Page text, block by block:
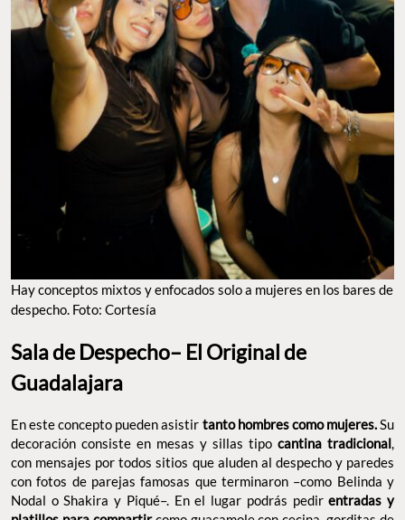
HAY CONCEPTOS MIXTOS Y ENFOCADOS SOLO A MUJERES EN LOS BARES DE
DESPECHO. FOTO: CORTESÍA
Sala de Despecho– El Original de Guadalajara
En este concepto pueden asistir
tradicional , con mensajes por todos sitios que aluden al
despecho y paredes con fotos de parejas famosas que
terminaron –como Belinda y Nodal o Shakira y Piqué–. En el
entradas y platillos para compartir
guacamole con cecina, gorditas de chicharrón, aguachiles y
más. Su sucursal principal –y la más exitosa, con fila
asegurada– es la de Masaryk,Polanco ,pero tienen otras
sucursales en Satélite, Bosques de las Lomas y Puebla,
Mexicali, San Miguel de Allende y más. Es idealpara ir con